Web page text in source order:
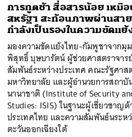
การทูตช้า สื่อสารน้อย เหมื
สหรัฐฯ สะท้อนภาพผ่านสา
กำลังเป็นรองในความขัดแ
มองความขัดแย้งไทย-กัมพูชาจากมุ
พิสุทธิ์ บุษบารัตน์ ผู้ช่วยศาสตราจาร
สัมพันธ์ระหว่างประเทศ คณะรัฐศา
มหาวิทยาลัย และผู้อำนวยการสถา
นานาชาติ (Institute of Security
Studies: ISIS) ในฐานะผู้เชี่ยวชาญ
ประเทศไทย และความสัมพันธ์นระหว่
ตะวันออกเฉียงใต้